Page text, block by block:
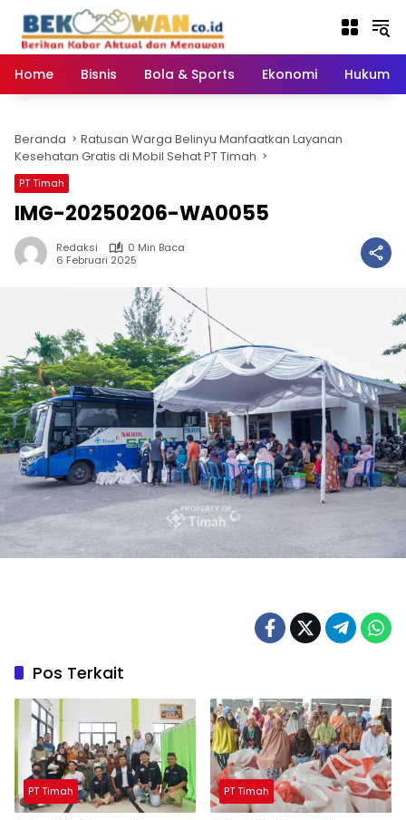
konten
Home
Bisnis Bola & Sports Ekonomi Hukum
Beranda
Ratusan Warga Belinyu Manfaatkan Layanan
Kesehatan Gratis di Mobil Sehat PT Timah
PT Timah
IMG-20250206-WA0055
Redaksi
0 Min Baca
6 Februari 2025
Pos Terkait
PT Timah PT Timah